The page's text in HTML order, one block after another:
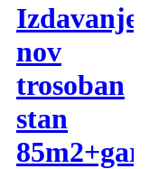
Izdavanje,
nov
trosoban
stan
85m2+garaza